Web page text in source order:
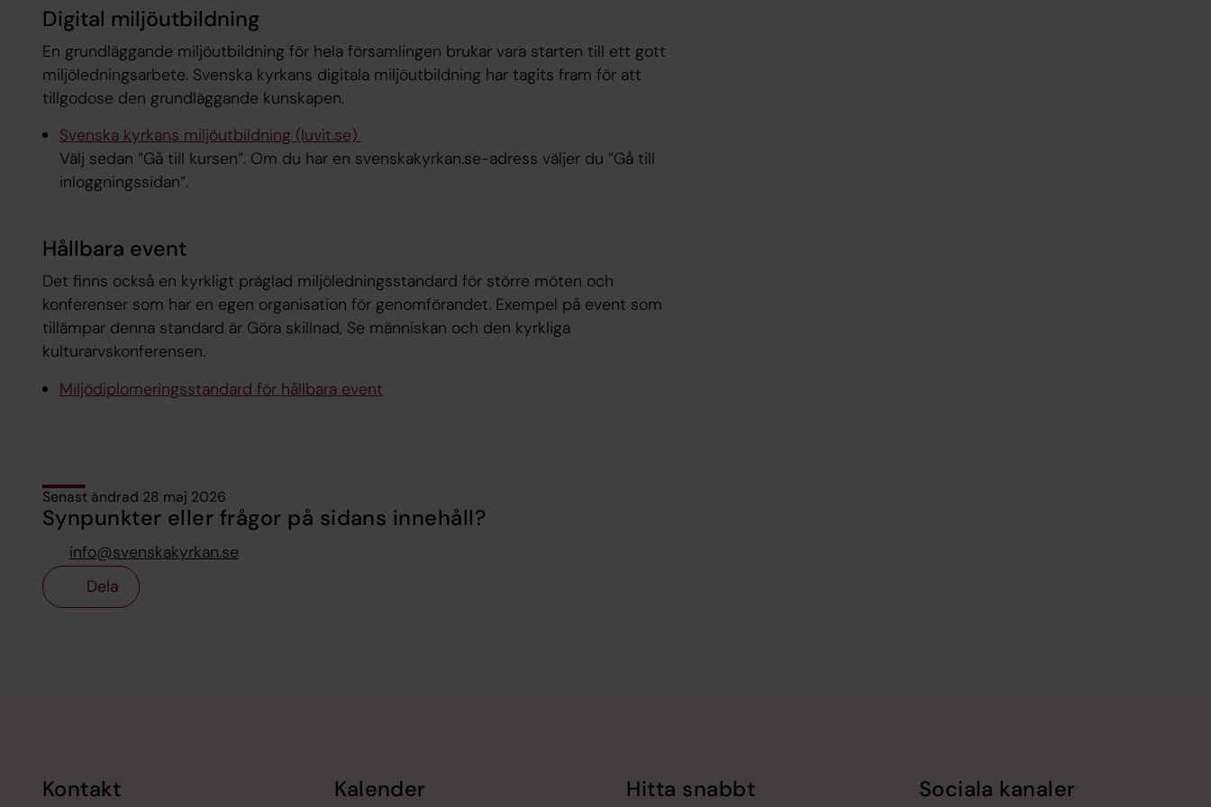
Digital miljöutbildning
En grundläggande miljöutbildning för hela församlingen brukar vara starten till ett gott
miljöledningsarbete. Svenska kyrkans digitala miljöutbildning har tagits fram för att
tillgodose den grundläggande kunskapen.
Svenska kyrkans miljöutbildning (luvit.se)
Välj sedan ”Gå till kursen”. Om du har en svenskakyrkan.se-adress väljer du ”Gå till
inloggningssidan”.
Hållbara event
Det finns också en kyrkligt präglad miljöledningsstandard för större möten och
konferenser som har en egen organisation för genomförandet. Exempel på event som
tillämpar denna standard är Göra skillnad, Se människan och den kyrkliga
kulturarvskonferensen.
Miljödiplomeringsstandard för hållbara event
Senast ändrad 28 maj 2026
Synpunkter eller frågor på sidans innehåll?
info@svenskakyrkan.se
Dela
Kontakt Kalender Hitta snabbt Sociala kanaler